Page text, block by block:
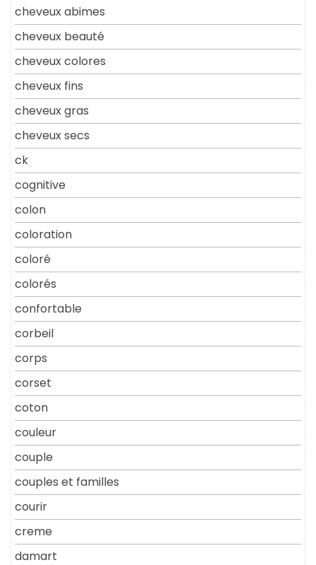
cheveux abimes
cheveux beauté
cheveux colores
cheveux fins
cheveux gras
cheveux secs
ck
cognitive
colon
coloration
coloré
colorés
confortable
corbeil
corps
corset
coton
couleur
couple
couples et familles
courir
creme
damart